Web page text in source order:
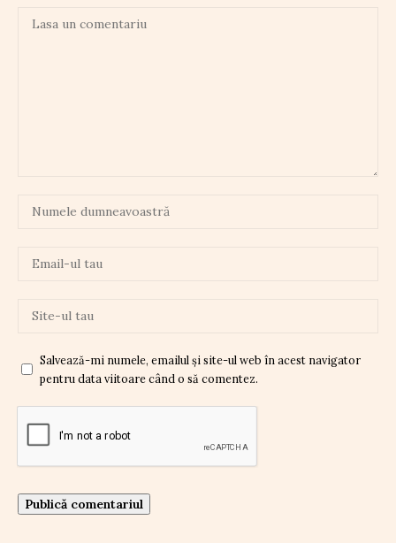
Salvează-mi numele, emailul și site-ul web în acest navigator
pentru data viitoare când o să comentez.